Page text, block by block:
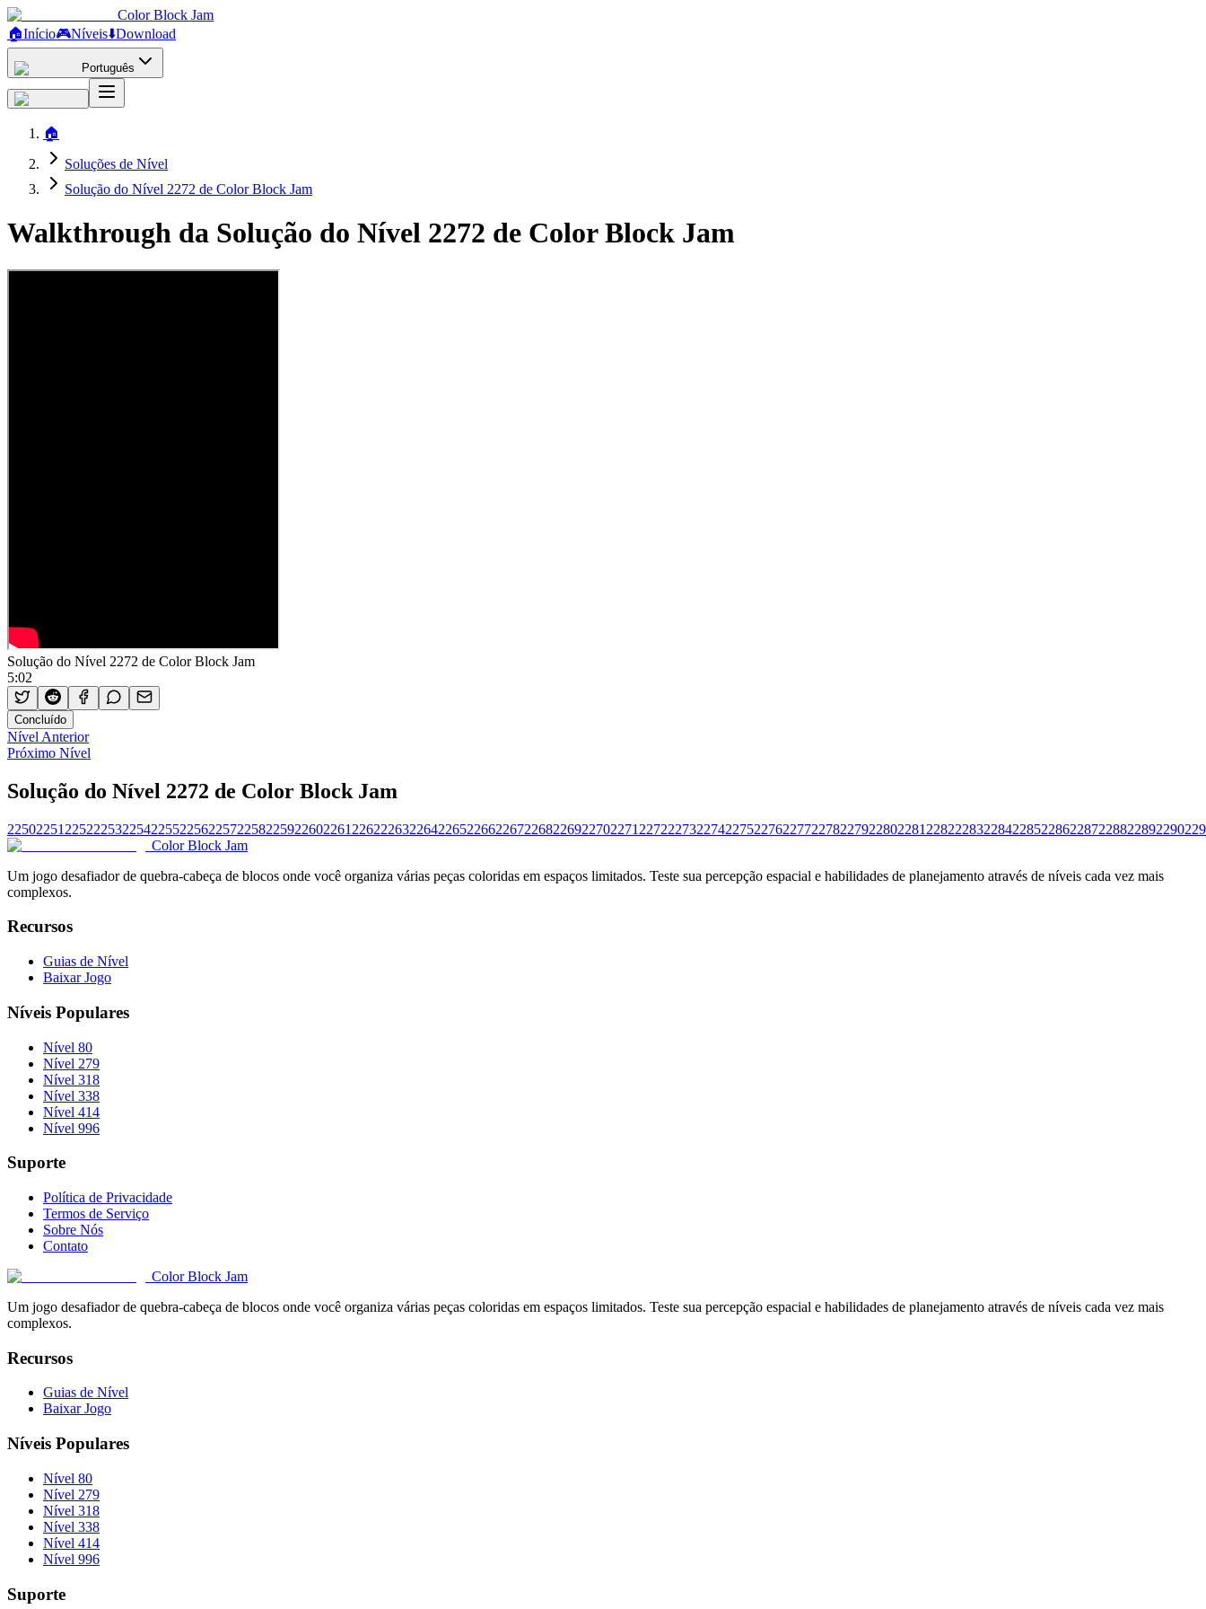
Color Block Jam
🏠Início🎮Níveis⬇️Download
Português
🏠
Soluções de Nível
Solução do Nível 2272 de Color Block Jam
Walkthrough da Solução do Nível 2272 de Color Block Jam
Solução do Nível 2272 de Color Block Jam
5:02
Concluído
Nível Anterior
Próximo Nível
Solução do Nível 2272 de Color Block Jam
22502251 2252225322542255225622572258225922602261 2262226322642265226622672268226922702271 2272227322742275227622772278227922802281 228222832284228522862287228822892290
Color Block Jam
Um jogo desafiador de quebra-cabeça de blocos onde você organiza várias peças coloridas em espaços limitados. Teste sua percepção espacial e habilidades de planejamento através de níveis cada vez mais
complexos.
Recursos
Guias de Nível
Baixar Jogo
Níveis Populares
Nível 80
Nível 279
Nível 318
Nível 338
Nível 414
Nível 996
Suporte
Política de Privacidade
Termos de Serviço
Sobre Nós
Contato
Color Block Jam
Um jogo desafiador de quebra-cabeça de blocos onde você organiza várias peças coloridas em espaços limitados. Teste sua percepção espacial e habilidades de planejamento através de níveis cada vez mais
complexos.
Recursos
Guias de Nível
Baixar Jogo
Níveis Populares
Nível 80
Nível 279
Nível 318
Nível 338
Nível 414
Nível 996
Suporte